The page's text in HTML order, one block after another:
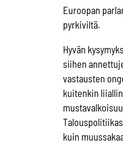
Euroopan
pyrkiviltä.
Hyvän
siihen
vastausten
kuitenkin
kuin